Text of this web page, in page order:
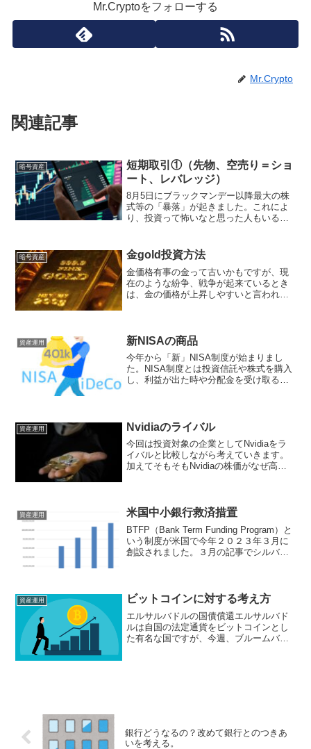
Mr.Cryptoをフォローする
Mr.Crypto
関連記事
暗号資産
短期取引①（先物、空売り＝ショ
ート、レバレッジ）
8月5日にブラックマンデー以降最大の株
式等の「暴落」が起きました。これによ
り、投資って怖いなと思った人もいるか
あった日に利益がなくなったものの、
「でもここで買える奴が勝...
暗号資産 金gold投資方法
金価格有事の金って古いかもですが、現
在のような紛争、戦争が起来ているとき
は、金の価格が上昇しやすいと言われて
ラムあたり円でいくらか...
資産運用 新NISAの商品
今年から「新」NISA制度が始まりまし
た。NISA制度とは投資信託や株式を購入
し、利益が出た時や分配金を受け取る時
認してください。成...
資産運用 Nvidiaのライバル
今回は投資対象の企業としてNvidiaをラ
イバルと比較しながら考えていきます。
加えてそもそもNvidiaの株価がなぜ高い
資産運用 米国中小銀行救済措置
BTFP（Bank Term Funding Program）と
いう制度が米国で今年２０２３年３月に
創設されました。３月の記事でシルバー
資産運用 ビットコインに対する考え方
エルサルバドルの国債償還エルサルバド
ルは自国の法定通貨をビットコインとし
た有名な国ですが、今週、ブルームバー
銀行どうなるの？改めて銀行とのつきあ
いを考える。